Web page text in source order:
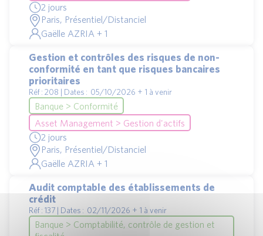
2 jours
Paris, Présentiel/Distanciel
Gaëlle AZRIA + 1
Gestion et contrôles des risques de non-
conformité en tant que risques bancaires
prioritaires
Réf : 208 | Dates : 05/10/2026 + 1 à venir
Banque > Conformité
Asset Management > Gestion d'actifs
2 jours
Paris, Présentiel/Distanciel
Gaëlle AZRIA + 1
Audit comptable des établissements de
crédit
Réf : 137 | Dates : 02/11/2026 + 1 à venir
Banque > Comptabilité, contrôle de gestion et